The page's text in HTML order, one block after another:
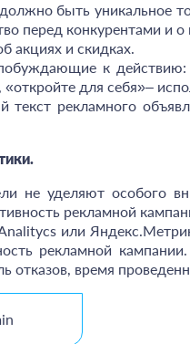
быть уникальное
перед конкурентами и
акциях и скидках.
к
для себя»–
текст рекламного
не уделяют особого
рекламной
или
рекламной
отказов, время